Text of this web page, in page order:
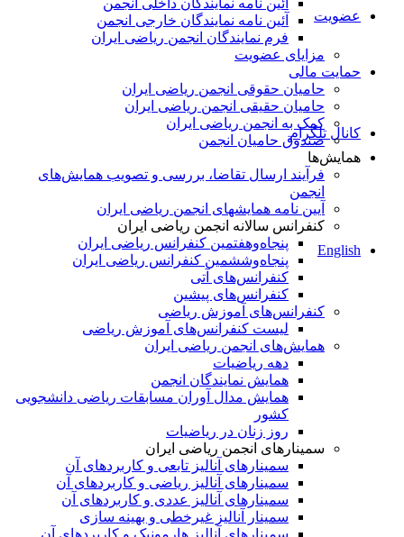
عضویت
کانال تلگرام
English
آئین نامه نمایندگان داخلی انجمن
آئین نامه نمایندگان خارجی انجمن
فرم نمایندگان انجمن ریاضی ایران
مزایای عضویت
حمایت مالی
حامیان حقوقی انجمن ریاضی ایران
حامیان حقیقی انجمن ریاضی ایران
کمک به انجمن ریاضی ایران
صندوق حامیان انجمن
همایش‌ها
فرآیند ارسال تقاضا، بررسی و تصویب همایش‌های
انجمن
آیین نامه همایشهای انجمن ریاضی ایران
کنفرانس‌ سالانه انجمن ریاضی ایران
پنجاه‌و‌هفتمین کنفرانس ریاضی ایران
پنجاه‌و‌ششمین کنفرانس ریاضی ایران
کنفرانس‌های آتی
کنفرانس‎‌های پیشین
کنفرانس‌های آموزش ریاضی
لیست کنفرانس‌های آموزش ریاضی
همایش‌های انجمن ریاضی ایران
دهه ریاضیات
همایش نمایندگان انجمن
همایش مدال آوران مسابقات ریاضی دانشجویی
کشور
روز زنان در ریاضیات
سمینارهای انجمن ریاضی ایران
سمینارهای آنالیز تابعی و کاربردهای آن
سمینارهای آنالیز ریاضی و کاربردهای آن
سمینارهای آنالیز عددی و کاربردهای آن
سمینار آنالیز غیرخطی و بهینه سازی
سمینارهای آنالیز هارمونیک و کاربردهای آن